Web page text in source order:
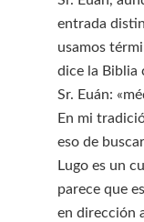
entrada
usamos
dice la Biblia
Sr. Euán:
En mi
eso de
Lugo es un
parece que
en dirección